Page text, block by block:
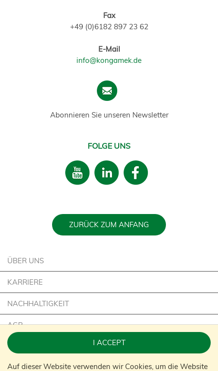
I ACCEPT
Auf dieser Website verwenden wir Cookies, um die Website
Fax
+49 (0)6182 897 23 62
E-Mail
info@kongamek.de
Abonnieren Sie unseren Newsletter
FOLGE UNS
ZURÜCK ZUM ANFANG
ÜBER UNS
KARRIERE
NACHHALTIGKEIT
AGB
IMPRESSUM
KONTAKT